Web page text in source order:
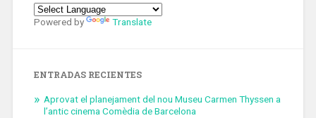
Powered by Translate
ENTRADAS RECIENTES
Aprovat el planejament del nou Museu Carmen Thyssen a
l’antic cinema Comèdia de Barcelona